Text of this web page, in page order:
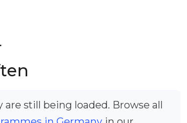
still being loaded. Browse all